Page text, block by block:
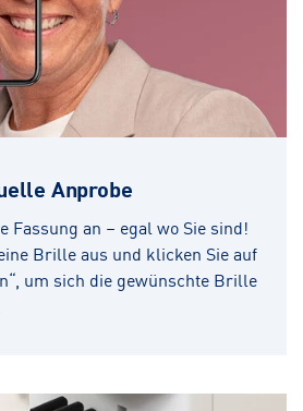
Anprobe
Fassung an – egal wo Sie sind!
Brille aus und klicken Sie auf
um sich die gewünschte Brille